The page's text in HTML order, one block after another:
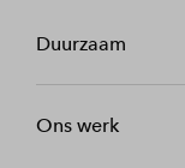
Duurzaam
Ons werk